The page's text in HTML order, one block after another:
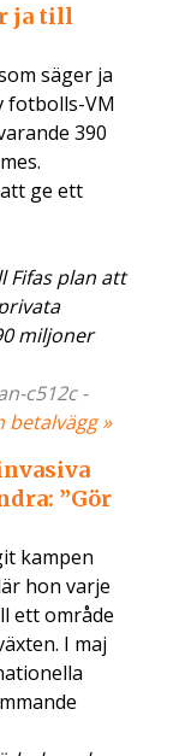
ja till
säger ja
fotbolls-VM
390
ge ett
Fifas plan att
miljoner
c512c -
betalvägg »
”Gör
kampen
hon varje
ett område
I maj